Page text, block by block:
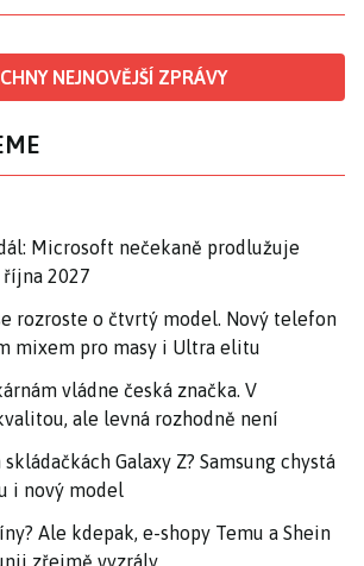
NEJNOVĚJŠÍ ZPRÁVY
Microsoft nečekaně prodlužuje
2027
rozroste o čtvrtý model. Nový telefon
mixem pro masy i Ultra elitu
vládne česká značka. V
ale levná rozhodně není
Galaxy Z? Samsung chystá
i nový model
Ale kdepak, e-shopy Temu a Shein
zřejmě vyzrály